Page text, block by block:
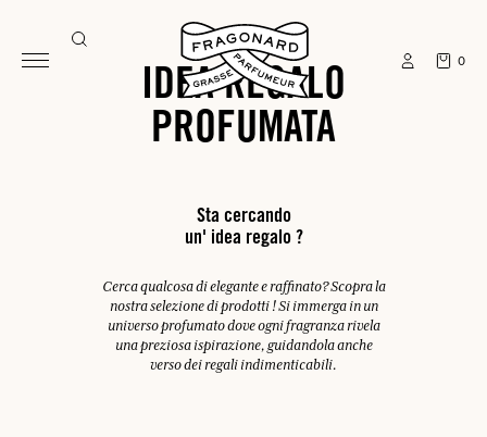
0
TROVI UN'
IDEA REGALO
PROFUMATA
Sta cercando
un' idea regalo ?
Cerca qualcosa di elegante e raffinato? Scopra la
nostra selezione di prodotti ! Si immerga in un
universo profumato dove ogni fragranza rivela
una preziosa ispirazione, guidandola anche
verso dei regali indimenticabili.